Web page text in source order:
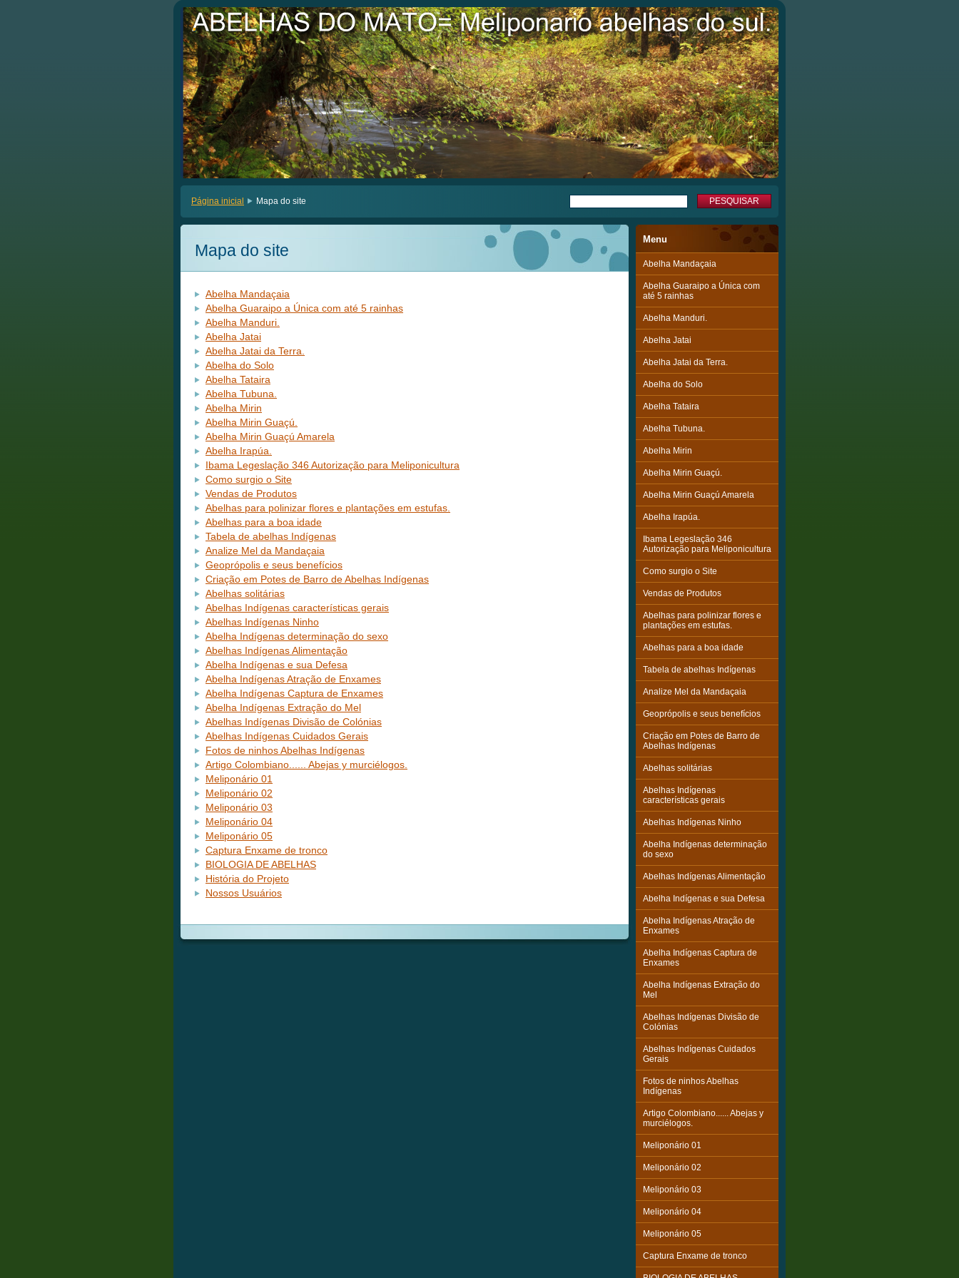
.
.
Página inicial Mapa do site
Mapa do site
Abelha Mandaçaia
Abelha Guaraipo a Única com até 5 rainhas
Abelha Manduri.
Abelha Jatai
Abelha Jatai da Terra.
Abelha do Solo
Abelha Tataira
Abelha Tubuna.
Abelha Mirin
Abelha Mirin Guaçú.
Abelha Mirin Guaçú Amarela
Abelha Irapúa.
Ibama Legeslação 346 Autorização para Meliponicultura
Como surgio o Site
Vendas de Produtos
Abelhas para polinizar flores e plantações em estufas.
Abelhas para a boa idade
Tabela de abelhas Indígenas
Analize Mel da Mandaçaia
Geoprópolis e seus benefícios
Criação em Potes de Barro de Abelhas Indígenas
Abelhas solitárias
Abelhas Indígenas características gerais
Abelhas Indígenas Ninho
Abelha Indígenas determinação do sexo
Abelhas Indígenas Alimentação
Abelha Indígenas e sua Defesa
Abelha Indígenas Atração de Enxames
Abelha Indígenas Captura de Enxames
Abelha Indígenas Extração do Mel
Abelhas Indígenas Divisão de Colónias
Abelhas Indígenas Cuidados Gerais
Fotos de ninhos Abelhas Indígenas
Artigo Colombiano...... Abejas y murciélogos.
Meliponário 01
Meliponário 02
Meliponário 03
Meliponário 04
Meliponário 05
Captura Enxame de tronco
BIOLOGIA DE ABELHAS
História do Projeto
Nossos Usuários
Menu
Abelha Mandaçaia
Abelha Guaraipo a Única com
até 5 rainhas
Abelha Manduri.
Abelha Jatai
Abelha Jatai da Terra.
Abelha do Solo
Abelha Tataira
Abelha Tubuna.
Abelha Mirin
Abelha Mirin Guaçú.
Abelha Mirin Guaçú Amarela
Abelha Irapúa.
Ibama Legeslação 346
Autorização para Meliponicultura
Como surgio o Site
Vendas de Produtos
Abelhas para polinizar flores e
plantações em estufas.
Abelhas para a boa idade
Tabela de abelhas Indígenas
Analize Mel da Mandaçaia
Geoprópolis e seus benefícios
Criação em Potes de Barro de
Abelhas Indígenas
Abelhas solitárias
Abelhas Indígenas
características gerais
Abelhas Indígenas Ninho
Abelha Indígenas determinação
do sexo
Abelhas Indígenas Alimentação
Abelha Indígenas e sua Defesa
Abelha Indígenas Atração de
Enxames
Abelha Indígenas Captura de
Enxames
Abelha Indígenas Extração do
Mel
Abelhas Indígenas Divisão de
Colónias
Abelhas Indígenas Cuidados
Gerais
Fotos de ninhos Abelhas
Indígenas
Artigo Colombiano...... Abejas y
murciélogos.
Meliponário 01
Meliponário 02
Meliponário 03
Meliponário 04
Meliponário 05
Captura Enxame de tronco